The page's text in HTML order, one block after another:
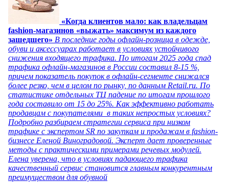
«Когда клиентов мало: как владельцам
fashion-магазинов «выжать» максимум из каждого
зашедшего» В последние годы офлайн-розница в одежде,
обуви и аксессуарах работает в условиях устойчивого
снижения входящего трафика. По итогам 2025 года спад
трафика офлайн-магазинов в России составил 8-15 %,
причем показатель покупок в офлайн-сегменте снижался
более резко, чем в целом по рынку, по данным Retail.ru. По
статистике отдельных ТЦ падение по итогам прошлого
года составило от 15 до 25%. Как эффективно работать
продавцам с покупателями в таких непростых условиях?
Подробно разбираем стратегии сервиса при низком
трафике с экспертом SR по закупкам и продажам в fashion-
бизнесе Еленой Виноградовой. Эксперт дает проверенные
методы с практическими примерами речевых модулей.
Елена уверена, что в условиях падающего трафика
качественный сервис становится главным конкурентным
преимуществом для обувной